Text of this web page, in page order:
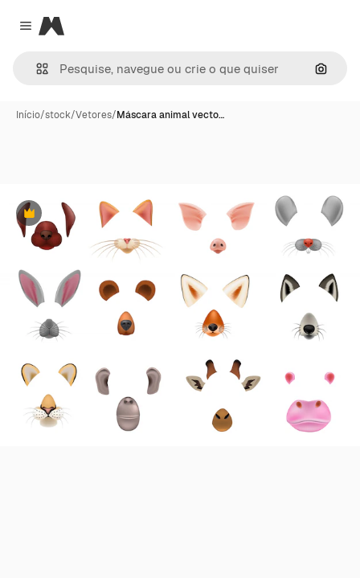
Close menu
Magnific
Início/stock/Vetores/Máscara animal vecto…
Premium